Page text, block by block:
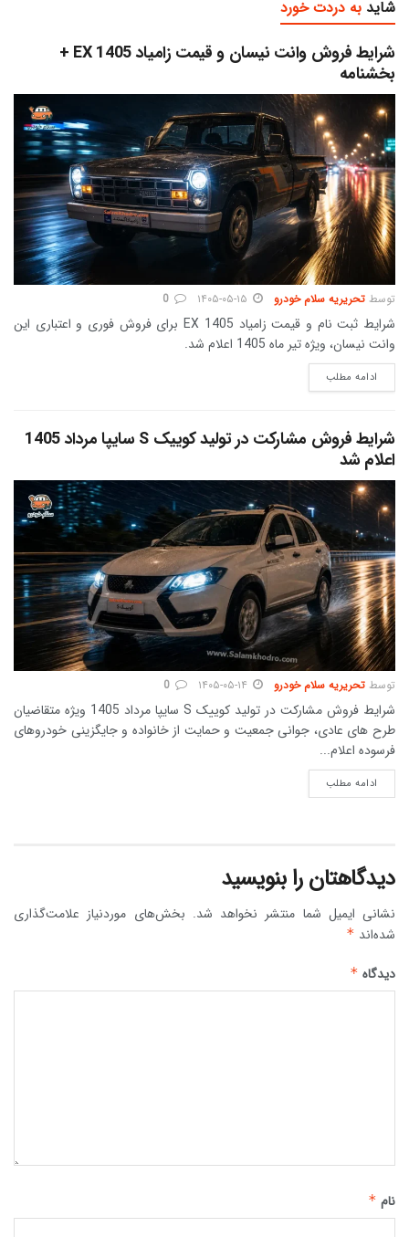
شاید به دردت خورد
شرایط فروش وانت نیسان و قیمت زامیاد EX 1405 +
بخشنامه
توسط تحریریه سلام خودرو
شرایط ثبت نام و قیمت زامیاد EX 1405 برای فروش فوری و اعتباری این
وانت نیسان، ویژه تیر ماه 1405 اعلام شد.
ادامه مطلبDETAILS
شرایط فروش مشارکت در تولید کوییک S سایپا مرداد 1405
اعلام شد
توسط تحریریه سلام خودرو
شرایط فروش مشارکت در تولید کوییک S سایپا مرداد 1405 ویژه متقاضیان
طرح های عادی، جوانی جمعیت و حمایت از خانواده و جایگزینی خودروهای
فرسوده اعلام...
ادامه مطلبDETAILS
دیدگاهتان را بنویسید
نشانی ایمیل شما منتشر نخواهد شد. بخش‌های موردنیاز علامت‌گذاری
شده‌اند *
دیدگاه *
نام *